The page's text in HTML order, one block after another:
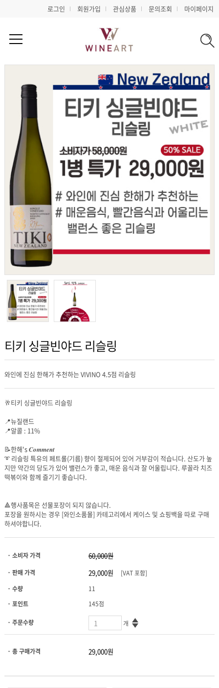
로그인 회원가입 관심상품 문의조회 마이페이지
티키 싱글빈야드 리슬링
와인에 진심 한해가 추천하는 VIVINO 4.5점 리슬링
🥂티키 싱글빈야드 리슬링
📍뉴질랜드
📍알콜 : 11%
📝한해's 𝑪𝒐𝒎𝒎𝒆𝒏𝒕
떡볶이와 함께 즐기기 좋습니다.
🔺행사품목은 선물포장이 되지 않습니다.
하셔야합니다.
· 소비자 가격
· 판매 가격
[VAT 포함]
· 수량
11
· 포인트
145점
· 주문수량 개
· 총 구매가격